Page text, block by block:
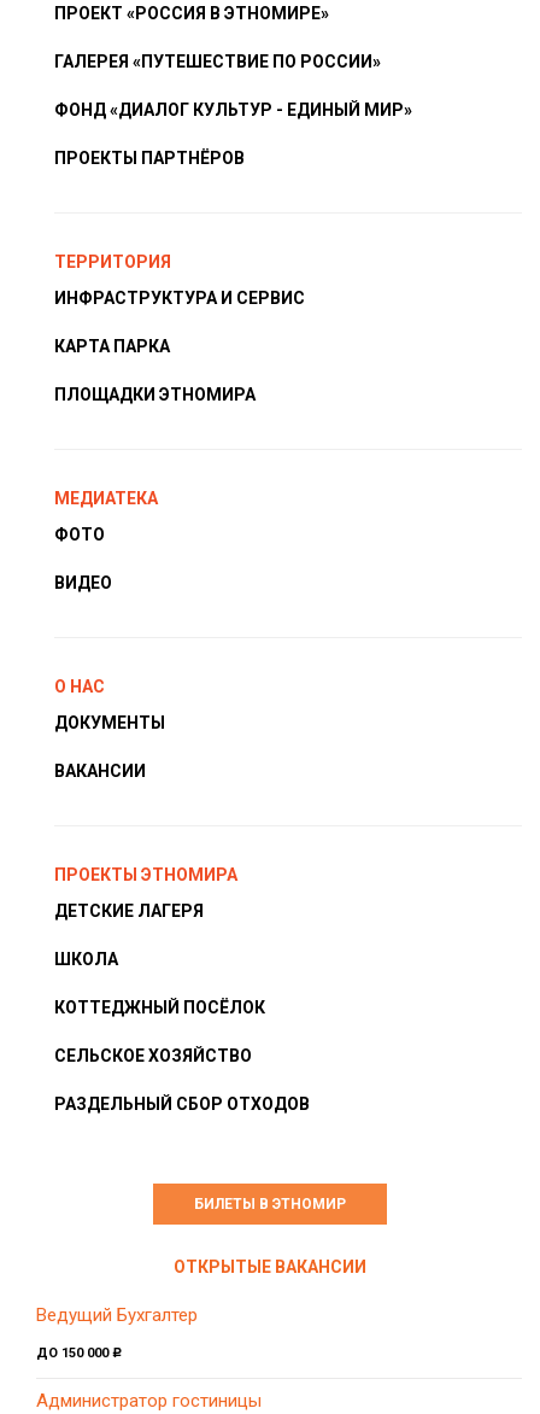
ПРОЕКТ «РОССИЯ В ЭТНОМИРЕ»
ГАЛЕРЕЯ «ПУТЕШЕСТВИЕ ПО РОССИИ»
ФОНД «ДИАЛОГ КУЛЬТУР - ЕДИНЫЙ МИР»
ПРОЕКТЫ ПАРТНЁРОВ
ТЕРРИТОРИЯ
ИНФРАСТРУКТУРА И СЕРВИС
КАРТА ПАРКА
ПЛОЩАДКИ ЭТНОМИРА
МЕДИАТЕКА
ФОТО
ВИДЕО
О НАС
ДОКУМЕНТЫ
ВАКАНСИИ
ПРОЕКТЫ ЭТНОМИРА
ДЕТСКИЕ ЛАГЕРЯ
ШКОЛА
КОТТЕДЖНЫЙ ПОСЁЛОК
СЕЛЬСКОЕ ХОЗЯЙСТВО
РАЗДЕЛЬНЫЙ СБОР ОТХОДОВ
БИЛЕТЫ В ЭТНОМИР
ОТКРЫТЫЕ ВАКАНСИИ
Ведущий Бухгалтер
ДО 150 000c
Администратор гостиницы